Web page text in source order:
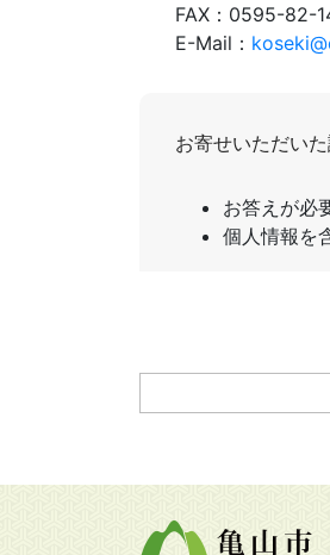
FAX： 0595-82-
E-Mail：